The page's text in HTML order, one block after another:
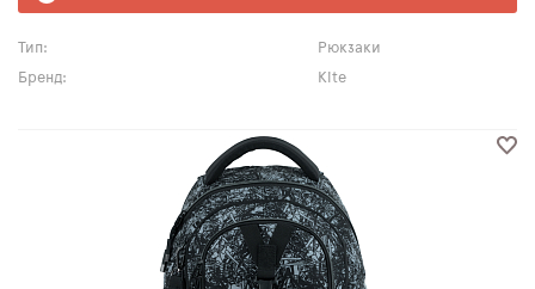
Тип:
Рюкзаки
Бренд:
Kite